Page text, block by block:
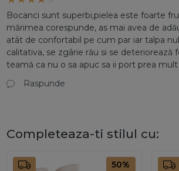
Bocanci sunt superbi,pielea este foarte
mărimea corespunde, as mai avea de
atât de confortabil pe cum par iar talpa
calitativa, se zgârie rău si se deteriorează
teamă ca nu o sa apuc sa ii port prea mult
Raspunde
Completeaza-ti stilul cu:
50%